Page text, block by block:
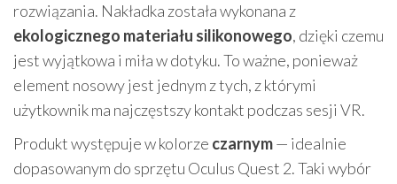
rozwiązania. Nakładka została wykonana z
ekologicznego materiału silikonowego, dzięki czemu
jest wyjątkowa i miła w dotyku. To ważne, ponieważ
element nosowy jest jednym z tych, z którymi
użytkownik ma najczęstszy kontakt podczas sesji VR.
Produkt występuje w kolorze czarnym— idealnie
dopasowanym do sprzętu Oculus Quest 2. Taki wybór